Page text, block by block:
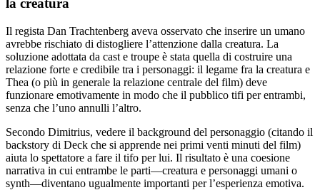
la creatura
Il regista Dan Trachtenberg aveva osservato che inserire un umano
avrebbe rischiato di distogliere l’attenzione dalla creatura. La
soluzione adottata da cast e troupe è stata quella di costruire una
relazione forte e credibile tra i personaggi: il legame fra la creatura e
Thea (o più in generale la relazione centrale del film) deve
funzionare emotivamente in modo che il pubblico tifi per entrambi,
senza che l’uno annulli l’altro.
Secondo Dimitrius, vedere il background del personaggio (citando il
backstory di Deck che si apprende nei primi venti minuti del film)
aiuta lo spettatore a fare il tifo per lui. Il risultato è una coesione
narrativa in cui entrambe le parti—creatura e personaggi umani o
synth—diventano ugualmente importanti per l’esperienza emotiva.